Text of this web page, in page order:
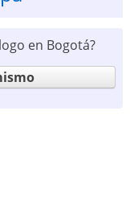
en Bogotá?